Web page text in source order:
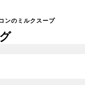
ンのミルクスープ